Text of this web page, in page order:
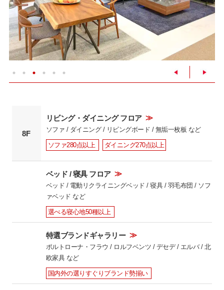
8F
リビング・ダイニング フロア ≫
ソファ / ダイニング / リビングボード / 無垢一枚板 など
ソファ280点以上 ダイニング270点以上
ベッド / 寝具 フロア ≫
ベッド / 電動リクライニングベッド / 寝具 / 羽毛布団 / ソフ
ァベッド など
選べる寝心地50種以上
特選ブランドギャラリー ≫
ポルトローナ・フラウ / ロルフベンツ / デセデ / エルバ / 北
欧家具 など
国内外の選りすぐりブランド勢揃い